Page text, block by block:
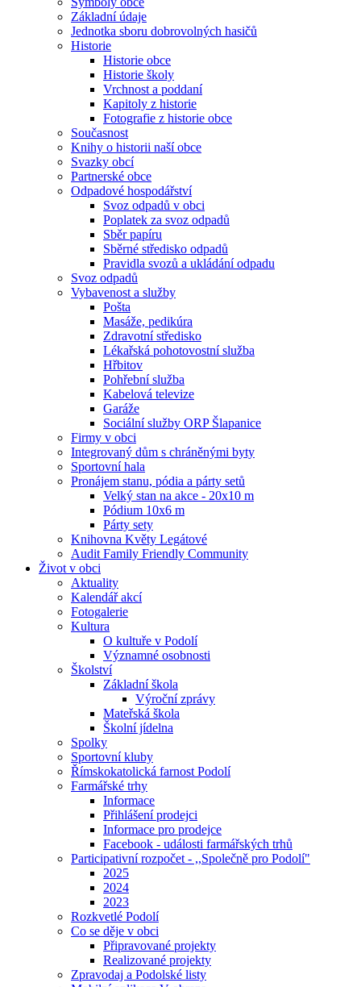
Základní údaje
Jednotka sboru dobrovolných hasičů
Historie
Historie obce
Historie školy
Vrchnost a poddaní
Kapitoly z historie
Fotografie z historie obce
Současnost
Knihy o historii naší obce
Svazky obcí
Partnerské obce
Odpadové hospodářství
Svoz odpadů v obci
Poplatek za svoz odpadů
Sběr papíru
Sběrné středisko odpadů
Pravidla svozů a ukládání odpadu
Svoz odpadů
Vybavenost a služby
Pošta
Masáže, pedikúra
Zdravotní středisko
Lékařská pohotovostní služba
Hřbitov
Pohřební služba
Kabelová televize
Garáže
Sociální služby ORP Šlapanice
Firmy v obci
Integrovaný dům s chráněnými byty
Sportovní hala
Pronájem stanu, pódia a párty setů
Velký stan na akce - 20x10 m
Pódium 10x6 m
Párty sety
Knihovna Květy Legátové
Audit Family Friendly Community
Život v obci
Aktuality
Kalendář akcí
Fotogalerie
Kultura
O kultuře v Podolí
Významné osobnosti
Školství
Základní škola
Výroční zprávy
Mateřská škola
Školní jídelna
Spolky
Sportovní kluby
Římskokatolická farnost Podolí
Farmářské trhy
Informace
Přihlášení prodejci
Informace pro prodejce
Facebook - události farmářských trhů
Participativní rozpočet - ,,Společně pro Podolí"
2025
2024
2023
Rozkvetlé Podolí
Co se děje v obci
Připravované projekty
Realizované projekty
Zpravodaj a Podolské listy